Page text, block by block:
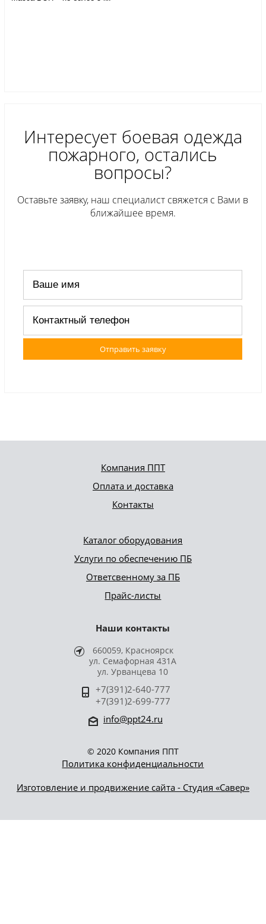
Интересует боевая одежда
пожарного, остались
вопросы?
Оставьте заявку, наш специалист свяжется с Вами в
ближайшее время.
Отправить заявку
Компания ППТ
Оплата и доставка
Контакты
Каталог оборудования
Услуги по обеспечению ПБ
Ответсвенному за ПБ
Прайс-листы
Наши контакты
660059, Красноярск
ул. Семафорная 431А
ул. Урванцева 10
+7(391)2-640-777
+7(391)2-699-777
info@ppt24.ru
© 2020 Компания ППТ
Политика конфиденциальности
Изготовление и продвижение сайта - Студия «Савер»